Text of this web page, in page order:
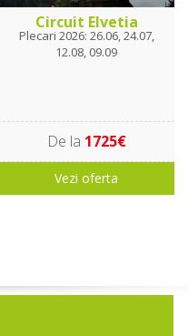
Circuit Elvetia
Plecari 2026: 26.06, 24.07,
12.08, 09.09
De la 1725€
Vezi oferta